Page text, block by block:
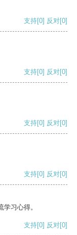
支持[0] 反对[0]
支持[0] 反对[0]
支持[0] 反对[0]
支持[0] 反对[0]
习心得。
支持[0] 反对[0]